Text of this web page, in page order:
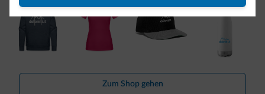
Zum Shop gehen